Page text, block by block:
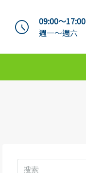
09:00～17:00
週一～週六